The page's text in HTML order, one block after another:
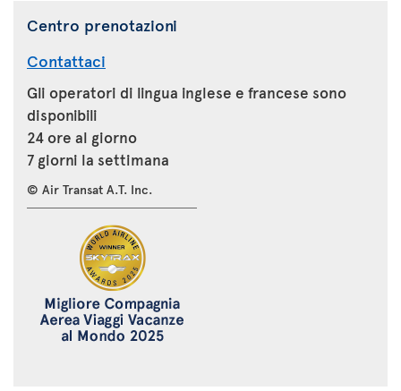
Centro prenotazioni
Contattaci
Gli operatori di lingua inglese e francese sono
disponibili
24 ore al giorno
7 giorni la settimana
© Air Transat A.T. Inc.